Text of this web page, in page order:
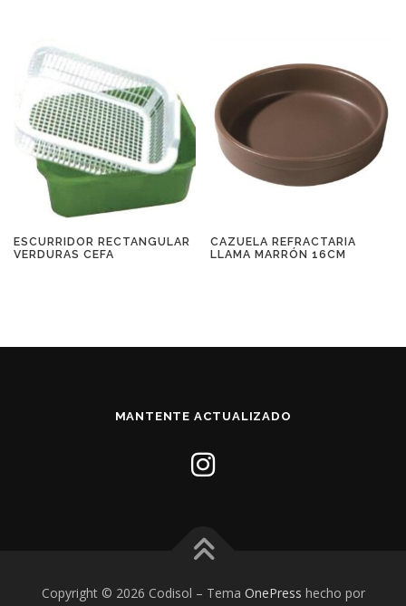
ESCURRIDOR RECTANGULAR
VERDURAS CEFA
CAZUELA REFRACTARIA
LLAMA MARRÓN 16CM
MANTENTE ACTUALIZADO
Copyright © 2026 Codisol – Tema OnePress hecho por